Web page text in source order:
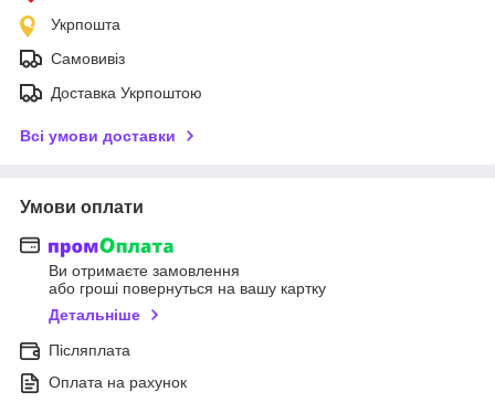
Укрпошта
Самовивіз
Доставка Укрпоштою
Всі умови доставки
Умови оплати
Ви отримаєте замовлення
або гроші повернуться на вашу картку
Детальніше
Післяплата
Оплата на рахунок